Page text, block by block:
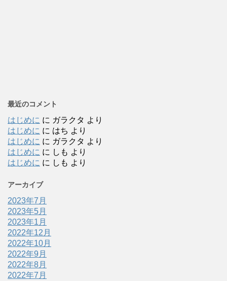
最近のコメント
はじめに に ガラクタ より
はじめに に はち より
はじめに に ガラクタ より
はじめに に しも より
はじめに に しも より
アーカイブ
2023年7月
2023年5月
2023年1月
2022年12月
2022年10月
2022年9月
2022年8月
2022年7月